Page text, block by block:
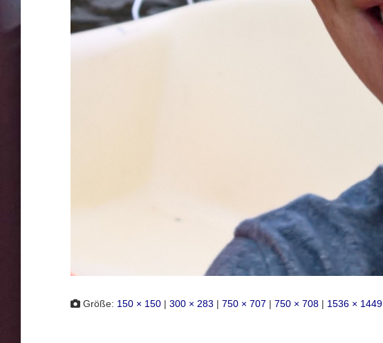
Größe: 150 × 150 | 300 × 283 | 750 × 707 | 750 × 708 | 1536 × 1449